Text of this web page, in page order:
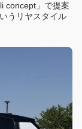
concept」で提案
うリヤスタイル